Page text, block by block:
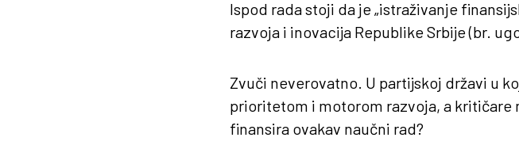
Ispod rada stoji da je „istraživanje
razvoja i inovacija Republike Srbije (br.
Zvuči neverovatno. U partijskoj državi u
prioritetom i motorom razvoja, a kritičare
finansira ovakav naučni rad?